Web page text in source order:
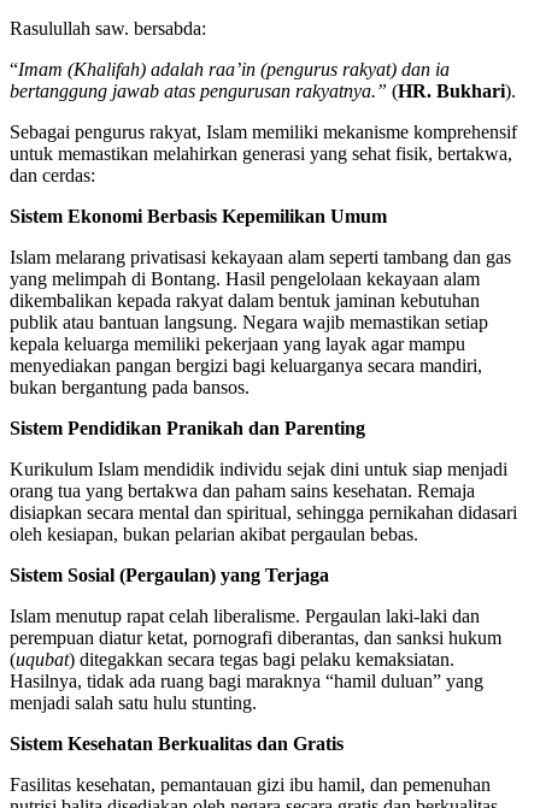
Rasulullah saw. bersabda:
“Imam (Khalifah) adalah raa’in (pengurus rakyat) dan ia
bertanggung jawab atas pengurusan rakyatnya.” (HR. Bukhari).
Sebagai pengurus rakyat, Islam memiliki mekanisme komprehensif
untuk memastikan melahirkan generasi yang sehat fisik, bertakwa,
dan cerdas:
Sistem Ekonomi Berbasis Kepemilikan Umum
Islam melarang privatisasi kekayaan alam seperti tambang dan gas
yang melimpah di Bontang. Hasil pengelolaan kekayaan alam
dikembalikan kepada rakyat dalam bentuk jaminan kebutuhan
publik atau bantuan langsung. Negara wajib memastikan setiap
kepala keluarga memiliki pekerjaan yang layak agar mampu
menyediakan pangan bergizi bagi keluarganya secara mandiri,
bukan bergantung pada bansos.
Sistem Pendidikan Pranikah dan Parenting
Kurikulum Islam mendidik individu sejak dini untuk siap menjadi
orang tua yang bertakwa dan paham sains kesehatan. Remaja
disiapkan secara mental dan spiritual, sehingga pernikahan didasari
oleh kesiapan, bukan pelarian akibat pergaulan bebas.
Sistem Sosial (Pergaulan) yang Terjaga
Islam menutup rapat celah liberalisme. Pergaulan laki-laki dan
perempuan diatur ketat, pornografi diberantas, dan sanksi hukum
(uqubat) ditegakkan secara tegas bagi pelaku kemaksiatan.
Hasilnya, tidak ada ruang bagi maraknya “hamil duluan” yang
menjadi salah satu hulu stunting.
Sistem Kesehatan Berkualitas dan Gratis
Fasilitas kesehatan, pemantauan gizi ibu hamil, dan pemenuhan